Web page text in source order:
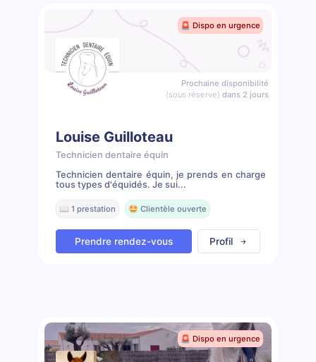
🚨 Dispo en urgence
Prochaine disponibilité
(sous réserve) dans 2 jours
Louise Guilloteau
Technicien dentaire équin
Technicien dentaire équin, je prends en charge
tous types d'équidés. Je sui...
📖 1 prestation 🤩 Clientèle ouverte
Prendre rendez-vous Profil
🚨 Dispo en urgence